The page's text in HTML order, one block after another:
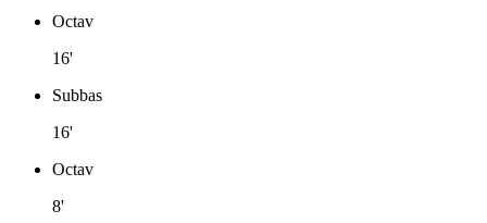
Octav
16'
Subbas
16'
Octav
8'